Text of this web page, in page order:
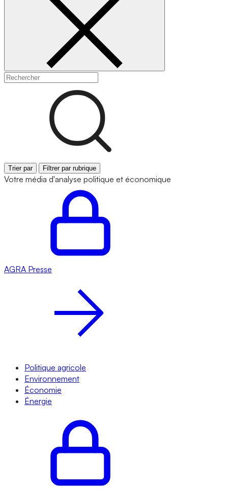
Trier par Filtrer par rubrique
Votre média d'analyse politique et économique
AGRA Presse
Politique agricole
Environnement
Économie
Énergie